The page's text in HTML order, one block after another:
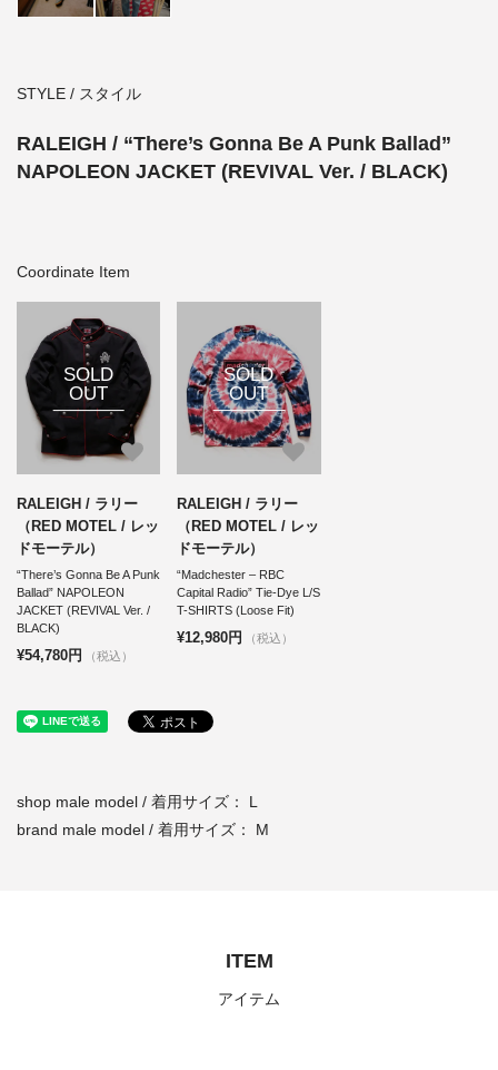
STYLE / スタイル
RALEIGH / “There’s Gonna Be A Punk Ballad”
NAPOLEON JACKET (REVIVAL Ver. / BLACK)
Coordinate Item
SOLD
OUT
RALEIGH / ラリー
（RED MOTEL / レッ
ドモーテル）
“There’s Gonna Be A Punk
Ballad” NAPOLEON
JACKET (REVIVAL Ver. /
BLACK)
¥54,780円 （税込）
SOLD
OUT
RALEIGH / ラリー
（RED MOTEL / レッ
ドモーテル）
“Madchester – RBC
Capital Radio” Tie-Dye L/S
T-SHIRTS (Loose Fit)
¥12,980円 （税込）
shop male model / 着用サイズ： L
brand male model / 着用サイズ： M
ITEM
アイテム